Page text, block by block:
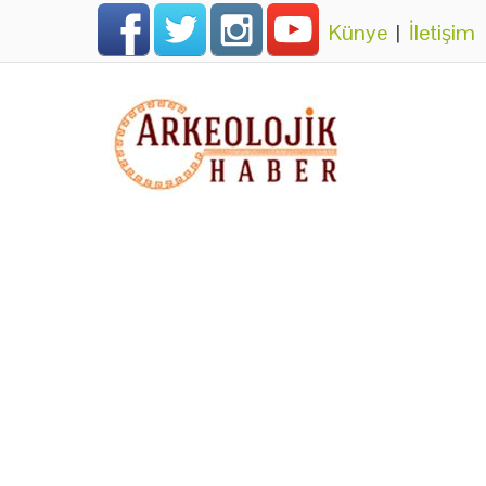
Künye | İletişim